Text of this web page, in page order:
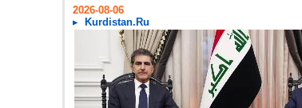
2026-08-06
Kurdistan.Ru